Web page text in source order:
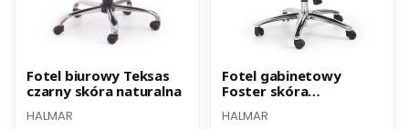
Promocja
-8% z kodem BIUROWE
Fotel biurowy Teksas
czarny skóra naturalna
HALMAR
Promocja
-8% z kodem BIUROWE
Fotel gabinetowy
Foster skóra
HALMAR